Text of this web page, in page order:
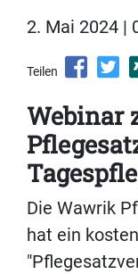
2. Mai 2024 |
Teilen
Webinar
Die Wawrik
hat ein